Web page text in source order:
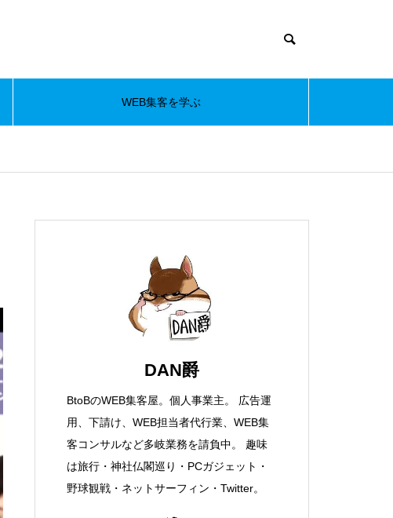
WEB集客を学ぶ
DAN爵
BtoBのWEB集客屋。個人事業主。 広告運
用、下請け、WEB担当者代行業、WEB集
客コンサルなど多岐業務を請負中。 趣味
は旅行・神社仏閣巡り・PCガジェット・
野球観戦・ネットサーフィン・Twitter。